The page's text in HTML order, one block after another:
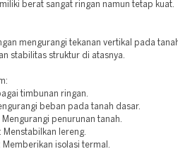
berat sangat ringan namun tetap kuat.
mengurangi tekanan vertikal pada
stabilitas struktur di atasnya.
timbunan ringan.
beban pada tanah dasar.
penurunan tanah.
lereng.
isolasi termal.